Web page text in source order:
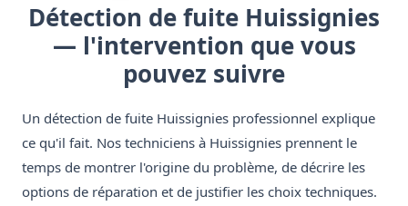
Détection de fuite Huissignies
— l'intervention que vous
pouvez suivre
Un détection de fuite Huissignies professionnel explique
ce qu'il fait. Nos techniciens à Huissignies prennent le
temps de montrer l'origine du problème, de décrire les
options de réparation et de justifier les choix techniques.